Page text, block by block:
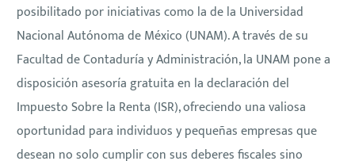
posibilitado por iniciativas como la de la Universidad
Nacional Autónoma de México (UNAM). A través de su
Facultad de Contaduría y Administración, la UNAM pone a
disposición asesoría gratuita en la declaración del
Impuesto Sobre la Renta (ISR), ofreciendo una valiosa
oportunidad para individuos y pequeñas empresas que
desean no solo cumplir con sus deberes fiscales sino